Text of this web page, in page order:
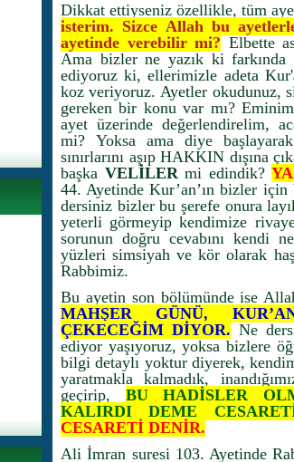
Dikkat ettiyseniz özellikle, tüm
isterim. Sizce Allah bu
ayetinde verebilir mi? Elbette
Ama bizler ne yazık ki
ediyoruz ki, ellerimizle adeta
koz veriyoruz. Ayetler okudunuz,
gereken bir konu var mı?
ayet üzerinde değerlendirelim,
mi? Yoksa ama diye
sınırlarını aşıp HAKKIN dışına
başka VELİLERmi edindik?
44. Ayetinde Kur’an’ın bizler
dersiniz bizler bu şerefe onura
yeterli görmeyip kendimize
sorunun doğru cevabını kendi
yüzleri simsiyah ve kör olarak
Rabbimiz.
Bu ayetin son bölümünde ise
MAHŞER GÜNÜ,
ÇEKECEĞİM DİYOR. Ne
ediyor yaşıyoruz, yoksa bizlere
bilgi detaylı yoktur diyerek,
yaratmakla kalmadık,
geçirip, BU HADİSLER
KALIRDI DEME
CESARETİ DENİR.
Ali İmran suresi 103. Ayetinde